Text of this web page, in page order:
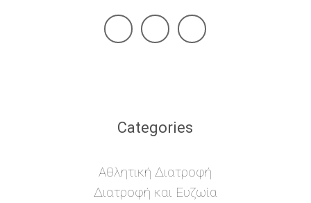
Categories
Αθλητική Διατροφή
Διατροφή και Ευζωία